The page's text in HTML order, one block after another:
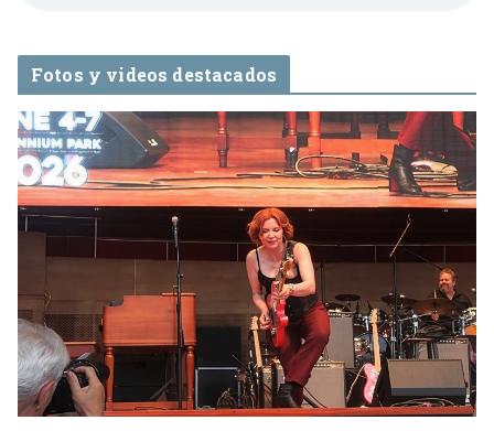
Fotos y videos destacados